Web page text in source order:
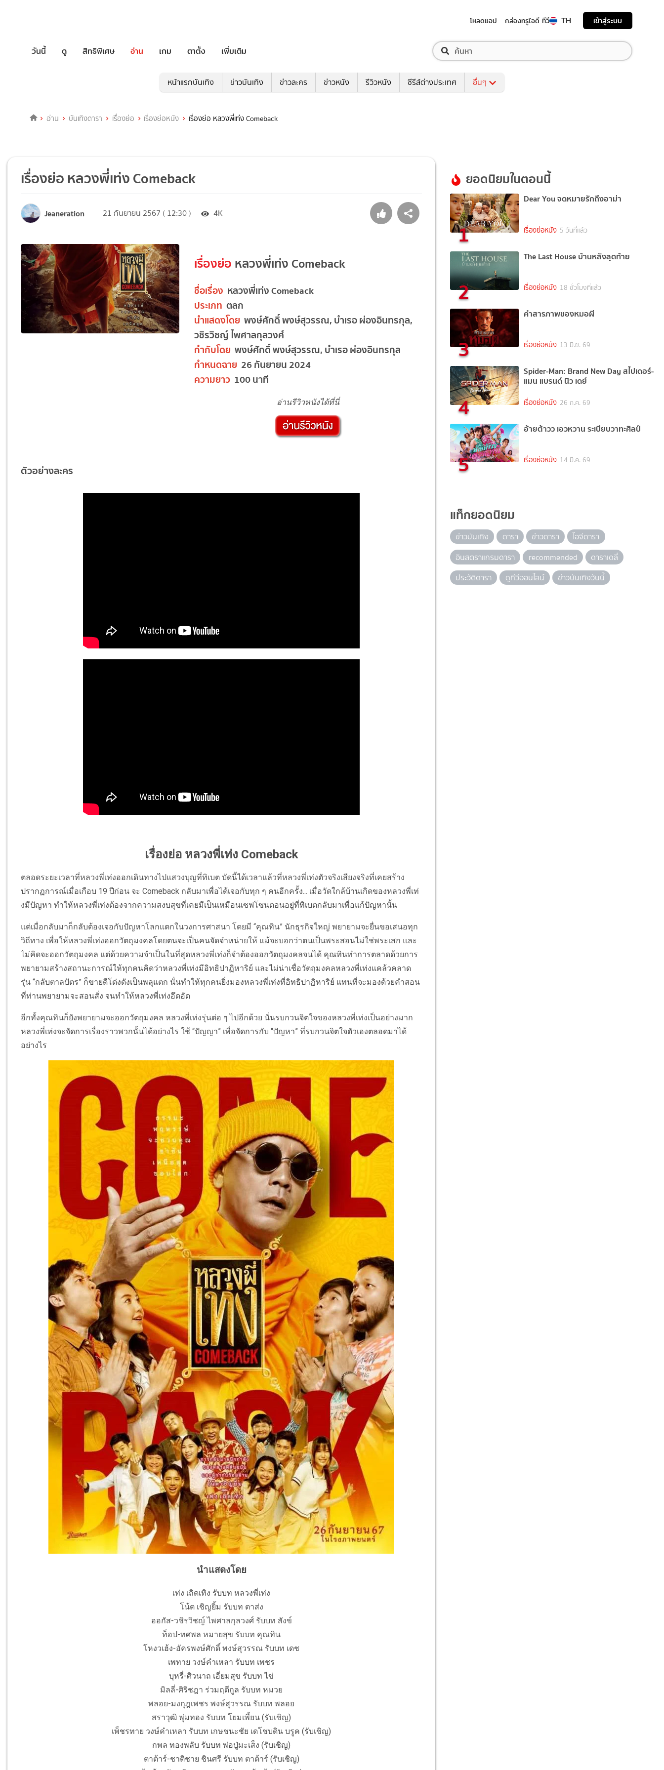
โหลดแอป กล่องทรูไอดี ทีวี TH เข้าสู่ระบบ
วันนี้ ดู สิทธิพิเศษ อ่าน เกม ตาตั้ง เพิ่มเติม
หน้าแรกบันเทิง ข่าวบันเทิง ข่าวละคร ข่าวหนัง รีวิวหนัง ซีรีส์ต่างประเทศ อื่นๆ
อ่าน บันเทิงดารา เรื่องย่อ เรื่องย่อหนัง เรื่องย่อ หลวงพี่เท่ง Comeback
เรื่องย่อ หลวงพี่เท่ง Comeback
Jeaneration 21 กันยายน 2567 ( 12:30 ) 4K
เรื่องย่อ หลวงพี่เท่ง Comeback
ชื่อเรื่อง หลวงพี่เท่ง Comeback
ประเภท ตลก
นำแสดงโดย พงษ์ศักดิ์ พงษ์สุวรรณ, บำเรอ ผ่องอินทรกุล,
วชิรวิชญ์ ไพศาลกุลวงศ์
กำกับโดย พงษ์ศักดิ์ พงษ์สุวรรณ, บำเรอ ผ่องอินทรกุล
กำหนดฉาย 26 กันยายน 2024
ความยาว100 นาที
อ่านรีวิวหนังได้ที่นี่
ตัวอย่างละคร
เรื่องย่อ หลวงพี่เท่ง Comeback
ตลอดระยะเวลาที่หลวงพี่เท่งออกเดินทางไปแสวงบุญที่ทิเบต บัดนี้ได้เวลาแล้วที่หลวงพี่เท่งตัวจริงเสียงจริงที่เคยสร้าง
ปรากฏการณ์เมื่อเกือบ 19 ปีก่อน จะ Comeback กลับมาเพื่อได้เจอกับทุก ๆ คนอีกครั้ง... เมื่อวัดใกล้บ้านเกิดของหลวงพี่เท่
งมีปัญหา ทำให้หลวงพี่เท่งต้องจากความสงบสุขที่เคยมีเป็นเหมือนเซฟโซนตอนอยู่ที่ทิเบตกลับมาเพื่อแก้ปัญหานั้น
แต่เมื่อกลับมาก็กลับต้องเจอกับปัญหาโลกแตกในวงการศาสนา โดยมี “คุณทิน” นักธุรกิจใหญ่ พยายามจะยื่นขอเสนอทุก
วิถีทาง เพื่อให้หลวงพี่เท่งออกวัตถุมงคลโดยตนจะเป็นคนจัดจำหน่ายให้ แม้จะบอกว่าตนเป็นพระสอนไม่ใช่พระเสก และ
ไม่คิดจะออกวัตถุมงคล แต่ด้วยความจำเป็นในที่สุดหลวงพี่เท่งก็จำต้องออกวัตถุมงคลจนได้ คุณทินทำการตลาดด้วยการ
พยายามสร้างสถานะการณ์ให้ทุกคนคิดว่าหลวงพี่เท่งมีอิทธิปาฏิหาริย์ และไม่น่าเชื่อวัตถุมงคลหลวงพี่เท่งแคล้วคลาด
รุ่น “กลับตาลปัตร” ก็ขายดีโด่งดังเป็นพลุแตก นั่นทำให้ทุกคนยิ่งมองหลวงพี่เท่งที่อิทธิปาฏิหาริย์ แทนที่จะมองด้วยคำสอน
ที่ท่านพยายามจะสอนสั่ง จนทำให้หลวงพี่เท่งอึดอัด
อีกทั้งคุณทินก็ยังพยายามจะออกวัตถุมงคล หลวงพี่เท่งรุ่นต่อ ๆ ไปอีกด้วย นั่นรบกวนจิตใจของหลวงพี่เท่งเป็นอย่างมาก
หลวงพี่เท่งจะจัดการเรื่องราวพวกนั้นได้อย่างไร ใช้ “ปัญญา” เพื่อจัดการกับ “ปัญหา” ที่รบกวนจิตใจตัวเองตลอดมาได้
อย่างไร
นำแสดงโดย
เท่ง เถิดเทิง รับบท หลวงพี่เท่ง
โน้ต เชิญยิ้ม รับบท ตาส่ง
ออกัส-วชิรวิชญ์ ไพศาลกุลวงศ์ รับบท สังข์
ท็อป-ทศพล หมายสุข รับบท คุณทิน
โหงวเฮ้ง-อัครพงษ์ศักดิ์ พงษ์สุวรรณ รับบท เดช
เพทาย วงษ์คำเหลา รับบท เพชร
บุหรี่-ศิวนาถ เอี่ยมสุข รับบท ไข่
มิลลี่-ศิริชฎา ร่วมฤดีกูล รับบท หมวย
พลอย-มงกุฎเพชร พงษ์สุวรรณ รับบท พลอย
สราวุฒิ พุ่มทอง รับบท โยมเพี้ยน (รับเชิญ)
เพ็ชรทาย วงษ์คำเหลา รับบท เกษชนะชัย เดโชบดิน บรูค (รับเชิญ)
กพล ทองพลับ รับบท พ่อปู่มะเส็ง (รับเชิญ)
ตาต้าร์-ชาติชาย ชินศรี รับบท ตาต้าร์ (รับเชิญ)
ยอดนิยมในตอนนี้
1
Dear You จดหมายรักถึงอาม่า
เรื่องย่อหนัง 5 วันที่แล้ว
2
The Last House บ้านหลังสุดท้าย
เรื่องย่อหนัง 18 ชั่วโมงที่แล้ว
3
คำสารภาพของหมอผี
เรื่องย่อหนัง 13 มิ.ย. 69
4
Spider-Man: Brand New Day สไปเดอร์-
แมน แบรนด์ นิว เดย์
เรื่องย่อหนัง 26 ก.ค. 69
5
อ้ายต้าวว เอวหวาน ระเบียบวาทะศิลป์
เรื่องย่อหนัง 14 มี.ค. 69
แท็กยอดนิยม
ข่าวบันเทิง ดารา ข่าวดารา
ไอจีดารา
อินสตราแกรมดารา
recommended
ดาราเดลี่
ประวัติดารา
ดูทีวีออนไลน์ ข่าวบันเทิงวันนี้